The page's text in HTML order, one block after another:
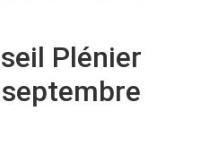
Plénier